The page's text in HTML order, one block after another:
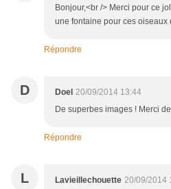
Bonjour,<br /> Merci pour ce
une fontaine pour ces oiseaux
Répondre
D Doel 20/09/2014 13:44
De superbes images ! Merci
Répondre
L Lavieillechouette 20/09/2014